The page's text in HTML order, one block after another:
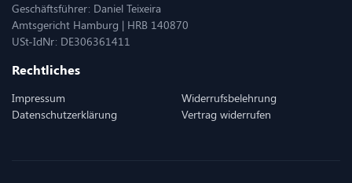
Geschäftsführer: Daniel Teixeira
Amtsgericht Hamburg | HRB 140870
USt-IdNr: DE306361411
Rechtliches
Impressum
Datenschutzerklärung
Widerrufsbelehrung
Vertrag widerrufen